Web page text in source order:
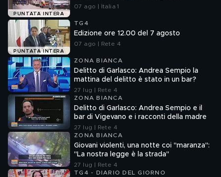
PUNTATA INTERA
07 ago | Italia 1
PUNTATA INTERA
TG4
Edizione ore 12.00 del 7 agosto
07 ago | Rete 4
ZONA BIANCA
Delitto di Garlasco: Andrea Sempio la
mattina del delitto è stato in un bar?
27 lug | Rete 4
ZONA BIANCA
Delitto di Garlasco: Andrea Sempio e il
bar di Vigevano e i racconti della madre
27 lug | Rete 4
ZONA BIANCA
Giovani violenti, una notte coi "maranza":
"La nostra legge è la strada"
27 lug | Rete 4
TG4 - DIARIO DEL GIORNO